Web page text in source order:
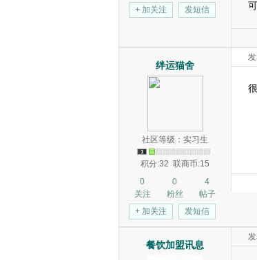
+ 加关注
发短信
绊运猫舍
社区等级：实习生
积分:32 联商币:15
0
关注
0
粉丝
4
帖子
+ 加关注
发短信
餐饮加盟讯息